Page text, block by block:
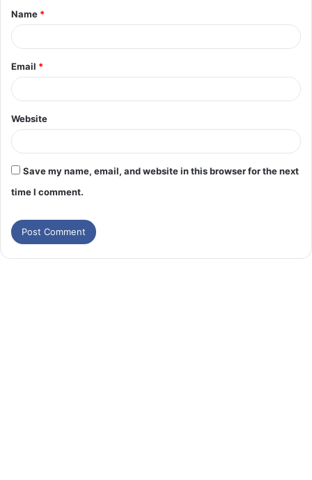
Name *
Email *
Website
Save my name, email, and website in this browser for the next
time I comment.